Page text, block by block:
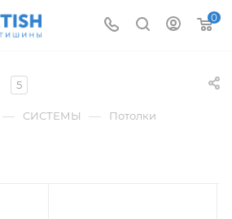
0
5
— СИСТЕМЫ — Потолки